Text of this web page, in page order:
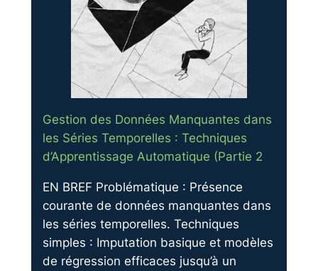
Gestion des Données Manquantes dans
les Séries Temporelles : Techniques
d’Apprentissage Automatique (Partie 2
EN BREF Problématique : Présence
courante de données manquantes dans
les séries temporelles. Techniques
simples : Imputation basique et modèles
de régression efficaces jusqu’à un